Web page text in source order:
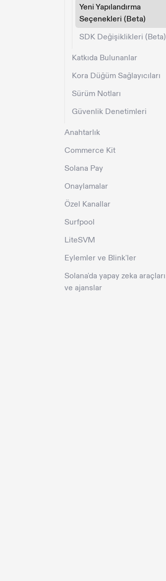
Yeni Yapılandırma
Seçenekleri (Beta)
SDK Değişiklikleri (Beta)
Katkıda Bulunanlar
Kora Düğüm Sağlayıcıları
Sürüm Notları
Güvenlik Denetimleri
Anahtarlık
Commerce Kit
Solana Pay
Onaylamalar
Özel Kanallar
Surfpool
LiteSVM
Eylemler ve Blink'ler
Solana'da yapay zeka araçları
ve ajanslar